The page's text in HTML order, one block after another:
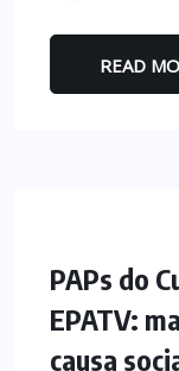
READ
PAPs do
EPATV:
causa